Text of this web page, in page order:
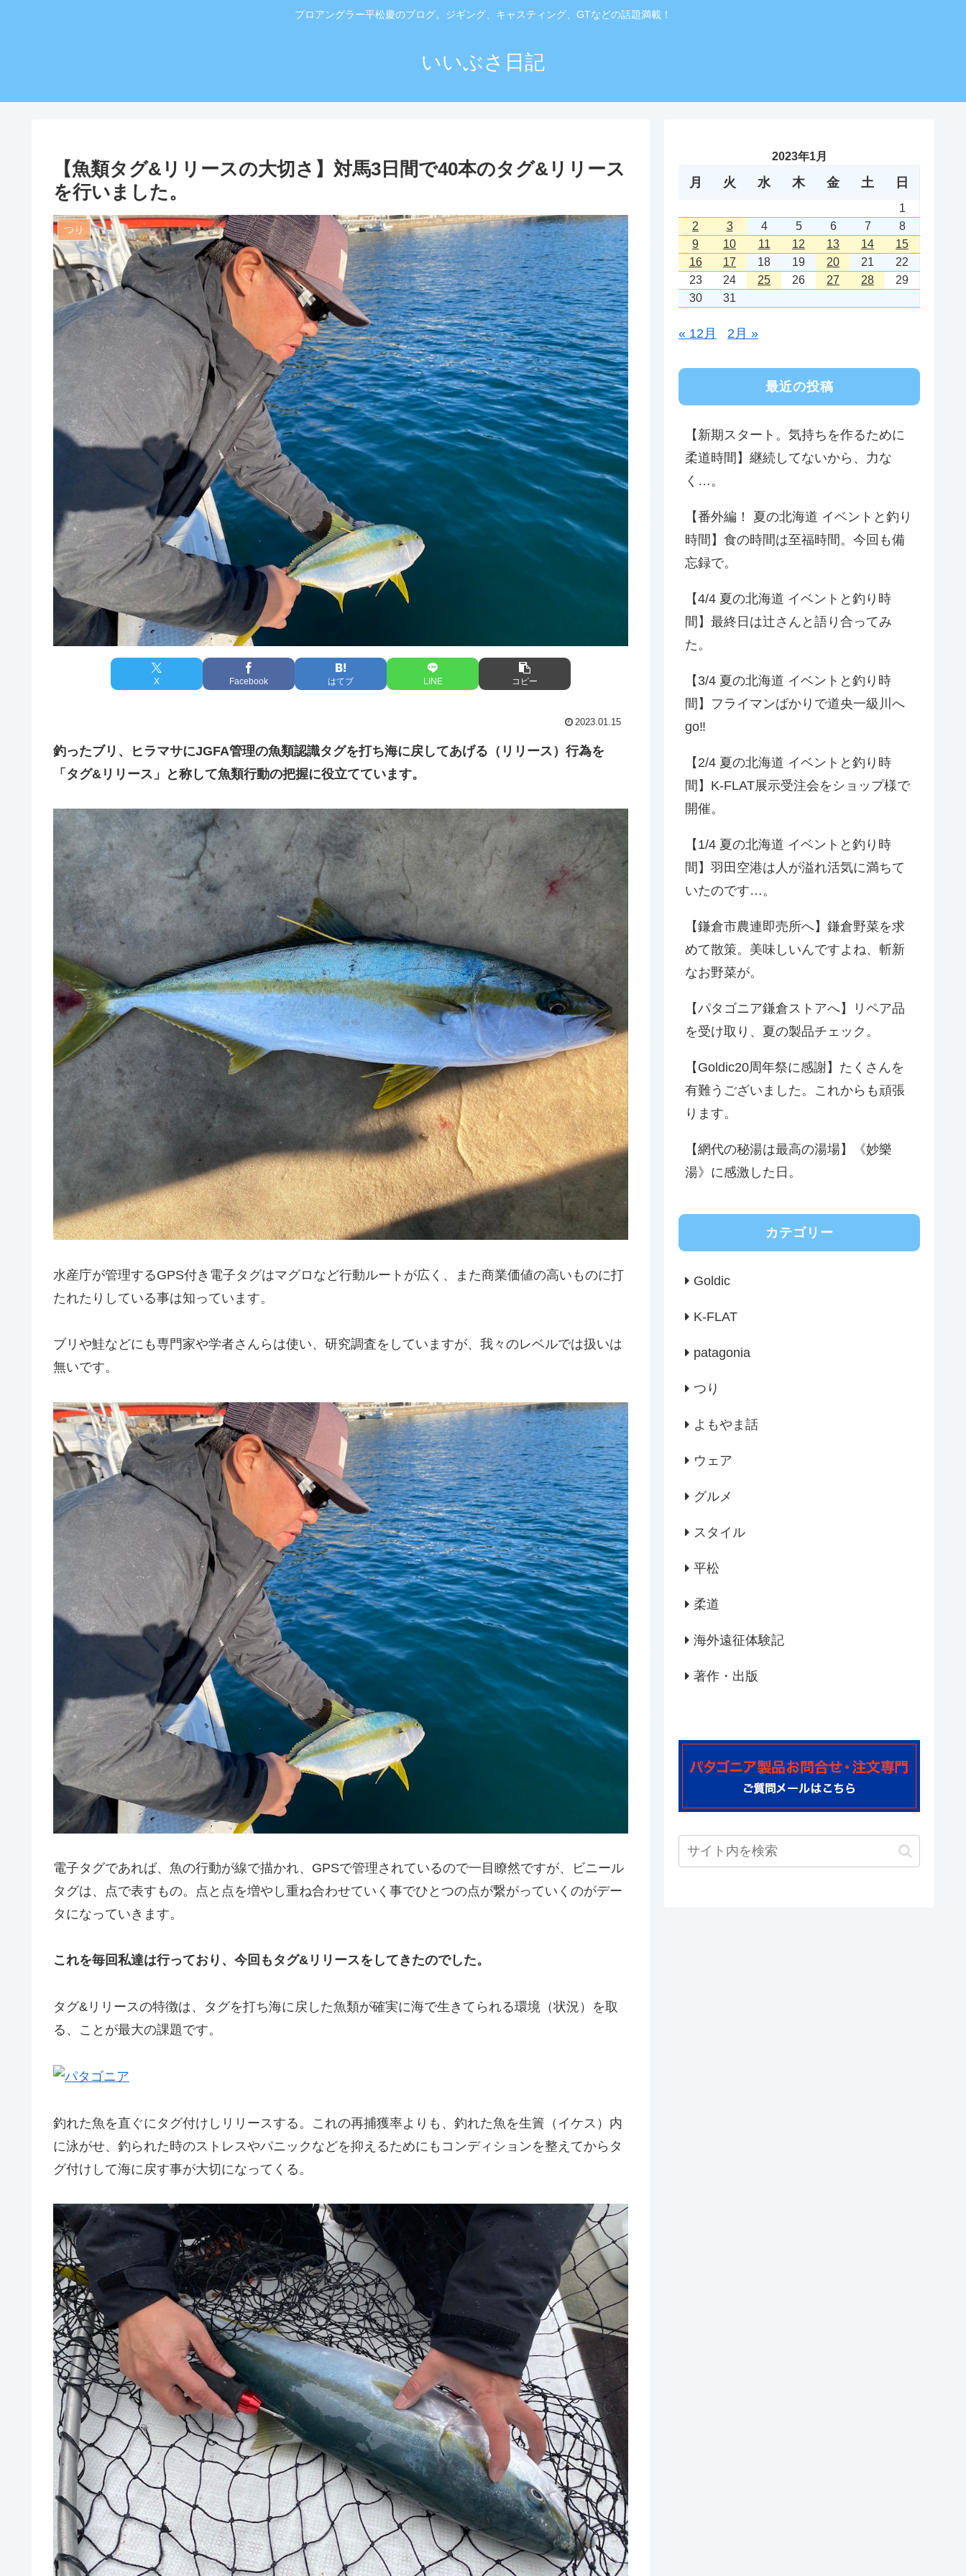
プロアングラー平松慶のブログ。ジギング、キャスティング、GTなどの話題満載！
いいぶさ日記
【魚類タグ&リリースの大切さ】対馬3日間で40本のタグ&リリース
を行いました。
つり
X Facebook はてブ LINE コピー
2023.01.15
釣ったブリ、ヒラマサにJGFA管理の魚類認識タグを打ち海に戻してあげる（リリース）行為を
「タグ&リリース」と称して魚類行動の把握に役立てています。
水産庁が管理するGPS付き電子タグはマグロなど行動ルートが広く、また商業価値の高いものに打
たれたりしている事は知っています。
ブリや鮭などにも専門家や学者さんらは使い、研究調査をしていますが、我々のレベルでは扱いは
無いです。
電子タグであれば、魚の行動が線で描かれ、GPSで管理されているので一目瞭然ですが、ビニール
タグは、点で表すもの。点と点を増やし重ね合わせていく事でひとつの点が繋がっていくのがデー
タになっていきます。
これを毎回私達は行っており、今回もタグ&リリースをしてきたのでした。
タグ&リリースの特徴は、タグを打ち海に戻した魚類が確実に海で生きてられる環境（状況）を取
る、ことが最大の課題です。
釣れた魚を直ぐにタグ付けしリリースする。これの再捕獲率よりも、釣れた魚を生簀（イケス）内
に泳がせ、釣られた時のストレスやパニックなどを抑えるためにもコンディションを整えてからタ
グ付けして海に戻す事が大切になってくる。
2023年1月
月 火 水 木 金 土 日
1
2
3 4 5 6 7
8
9
10 11 12 13 14
15
16
17 18 19 20 21
22
23
24 25 26 27 28
29
30
31
« 12月 2月 »
最近の投稿
【新期スタート。気持ちを作るために
柔道時間】継続してないから、力な
く…。
【番外編！ 夏の北海道 イベントと釣り
時間】食の時間は至福時間。今回も備
忘録で。
【4/4 夏の北海道 イベントと釣り時
間】最終日は辻さんと語り合ってみ
た。
【3/4 夏の北海道 イベントと釣り時
間】フライマンばかりで道央一級川へ
go‼️
【2/4 夏の北海道 イベントと釣り時
間】K-FLAT展示受注会をショップ様で
開催。
【1/4 夏の北海道 イベントと釣り時
間】羽田空港は人が溢れ活気に満ちて
いたのです…。
【鎌倉市農連即売所へ】鎌倉野菜を求
めて散策。美味しいんですよね、斬新
なお野菜が。
【パタゴニア鎌倉ストアへ】リペア品
を受け取り、夏の製品チェック。
【Goldic20周年祭に感謝】たくさんを
有難うございました。これからも頑張
ります。
【網代の秘湯は最高の湯場】《妙樂
湯》に感激した日。
カテゴリー
Goldic
K-FLAT
patagonia
つり
よもやま話
ウェア
グルメ
スタイル
平松
柔道
海外遠征体験記
著作・出版